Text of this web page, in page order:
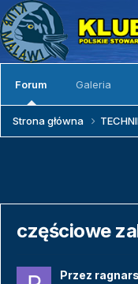
Forum Galeria
Strona główna
częściowe
Przez